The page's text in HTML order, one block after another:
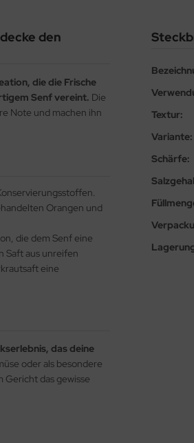
den
die die Frische
Senf vereint. Die
Note und machen ihn
Orangen und
die dem Senf eine
Saft aus unreifen
eine
das deine
oder als besondere
das gewisse
Textur:
Variante:
Schärfe: